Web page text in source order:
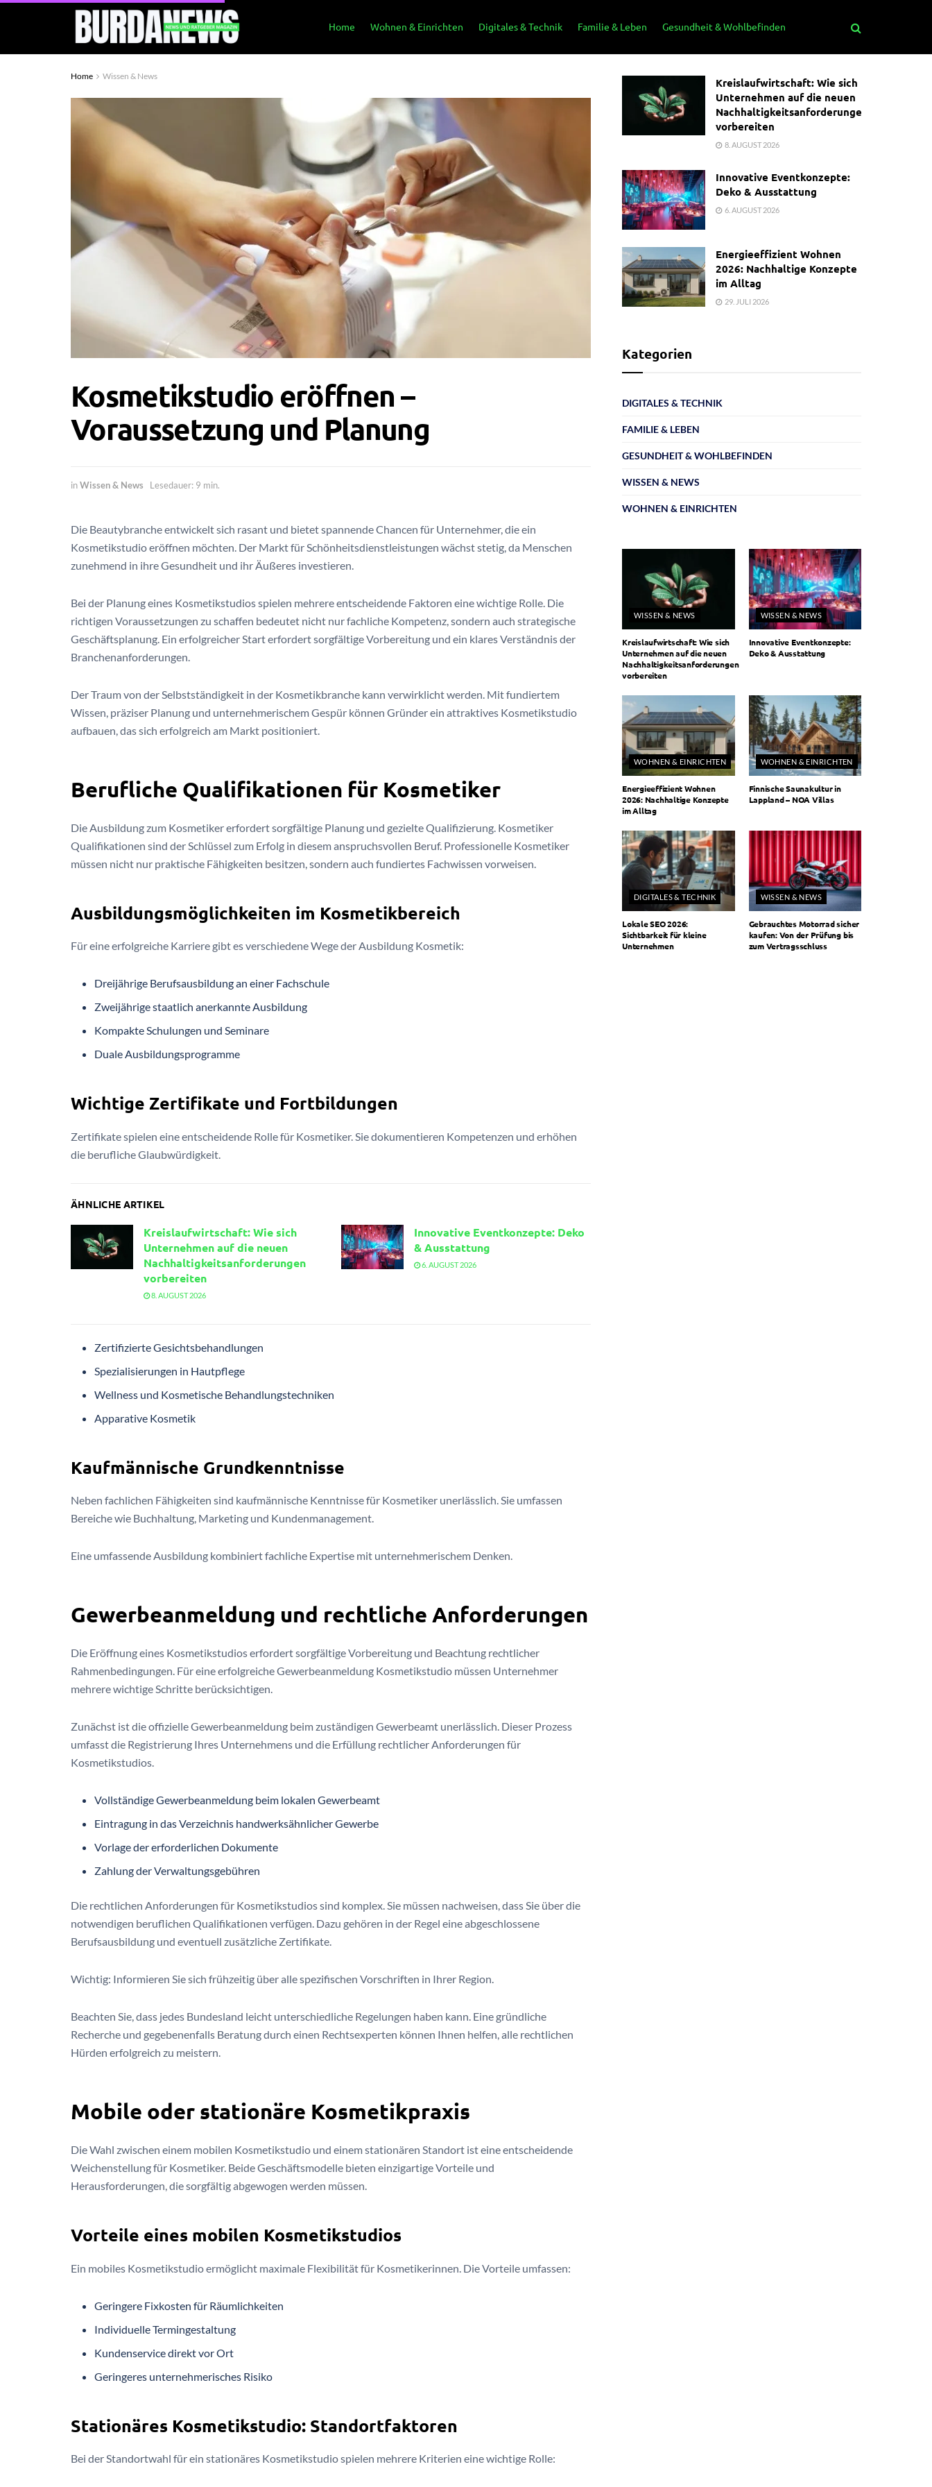
Home Wohnen & Einrichten Digitales & Technik Familie & Leben Gesundheit & Wohlbefinden
Home Wissen & News
Kosmetikstudio eröffnen –
Voraussetzung und Planung
inWissen & News Lesedauer: 9 min.
Die Beautybranche entwickelt sich rasant und bietet spannende Chancen für Unternehmer, die ein
Kosmetikstudio eröffnen möchten. Der Markt für Schönheitsdienstleistungen wächst stetig, da Menschen
zunehmend in ihre Gesundheit und ihr Äußeres investieren.
Bei der Planung eines Kosmetikstudios spielen mehrere entscheidende Faktoren eine wichtige Rolle. Die
richtigen Voraussetzungen zu schaffen bedeutet nicht nur fachliche Kompetenz, sondern auch strategische
Geschäftsplanung. Ein erfolgreicher Start erfordert sorgfältige Vorbereitung und ein klares Verständnis der
Branchenanforderungen.
Der Traum von der Selbstständigkeit in der Kosmetikbranche kann verwirklicht werden. Mit fundiertem
Wissen, präziser Planung und unternehmerischem Gespür können Gründer ein attraktives Kosmetikstudio
aufbauen, das sich erfolgreich am Markt positioniert.
Berufliche Qualifikationen für Kosmetiker
Die Ausbildung zum Kosmetiker erfordert sorgfältige Planung und gezielte Qualifizierung. Kosmetiker
Qualifikationen sind der Schlüssel zum Erfolg in diesem anspruchsvollen Beruf. Professionelle Kosmetiker
müssen nicht nur praktische Fähigkeiten besitzen, sondern auch fundiertes Fachwissen vorweisen.
Ausbildungsmöglichkeiten im Kosmetikbereich
Für eine erfolgreiche Karriere gibt es verschiedene Wege der Ausbildung Kosmetik:
Dreijährige Berufsausbildung an einer Fachschule
Zweijährige staatlich anerkannte Ausbildung
Kompakte Schulungen und Seminare
Duale Ausbildungsprogramme
Wichtige Zertifikate und Fortbildungen
Zertifikate spielen eine entscheidende Rolle für Kosmetiker. Sie dokumentieren Kompetenzen und erhöhen
die berufliche Glaubwürdigkeit.
ÄHNLICHE ARTIKEL
Kreislaufwirtschaft: Wie sich
Unternehmen auf die neuen
Nachhaltigkeitsanforderungen
vorbereiten
8. AUGUST 2026
Innovative Eventkonzepte: Deko
& Ausstattung
6. AUGUST 2026
Zertifizierte Gesichtsbehandlungen
Spezialisierungen in Hautpflege
Wellness und Kosmetische Behandlungstechniken
Apparative Kosmetik
Kaufmännische Grundkenntnisse
Neben fachlichen Fähigkeiten sind kaufmännische Kenntnisse für Kosmetiker unerlässlich. Sie umfassen
Bereiche wie Buchhaltung, Marketing und Kundenmanagement.
Eine umfassende Ausbildung kombiniert fachliche Expertise mit unternehmerischem Denken.
Gewerbeanmeldung und rechtliche Anforderungen
Die Eröffnung eines Kosmetikstudios erfordert sorgfältige Vorbereitung und Beachtung rechtlicher
Rahmenbedingungen. Für eine erfolgreiche Gewerbeanmeldung Kosmetikstudio müssen Unternehmer
mehrere wichtige Schritte berücksichtigen.
Zunächst ist die offizielle Gewerbeanmeldung beim zuständigen Gewerbeamt unerlässlich. Dieser Prozess
umfasst die Registrierung Ihres Unternehmens und die Erfüllung rechtlicher Anforderungen für
Kosmetikstudios.
Vollständige Gewerbeanmeldung beim lokalen Gewerbeamt
Eintragung in das Verzeichnis handwerksähnlicher Gewerbe
Vorlage der erforderlichen Dokumente
Zahlung der Verwaltungsgebühren
Die rechtlichen Anforderungen für Kosmetikstudios sind komplex. Sie müssen nachweisen, dass Sie über die
notwendigen beruflichen Qualifikationen verfügen. Dazu gehören in der Regel eine abgeschlossene
Berufsausbildung und eventuell zusätzliche Zertifikate.
Wichtig: Informieren Sie sich frühzeitig über alle spezifischen Vorschriften in Ihrer Region.
Beachten Sie, dass jedes Bundesland leicht unterschiedliche Regelungen haben kann. Eine gründliche
Recherche und gegebenenfalls Beratung durch einen Rechtsexperten können Ihnen helfen, alle rechtlichen
Hürden erfolgreich zu meistern.
Mobile oder stationäre Kosmetikpraxis
Die Wahl zwischen einem mobilen Kosmetikstudio und einem stationären Standort ist eine entscheidende
Weichenstellung für Kosmetiker. Beide Geschäftsmodelle bieten einzigartige Vorteile und
Herausforderungen, die sorgfältig abgewogen werden müssen.
Vorteile eines mobilen Kosmetikstudios
Ein mobiles Kosmetikstudio ermöglicht maximale Flexibilität für Kosmetikerinnen. Die Vorteile umfassen:
Geringere Fixkosten für Räumlichkeiten
Individuelle Termingestaltung
Kundenservice direkt vor Ort
Geringeres unternehmerisches Risiko
Stationäres Kosmetikstudio: Standortfaktoren
Bei der Standortwahl für ein stationäres Kosmetikstudio spielen mehrere Kriterien eine wichtige Rolle:
Kreislaufwirtschaft: Wie sich
Unternehmen auf die neuen
Nachhaltigkeitsanforderungen
vorbereiten
8. AUGUST 2026
Innovative Eventkonzepte:
Deko & Ausstattung
6. AUGUST 2026
Energieeffizient Wohnen
2026: Nachhaltige Konzepte
im Alltag
29. JULI 2026
Kategorien
DIGITALES & TECHNIK
FAMILIE & LEBEN
GESUNDHEIT & WOHLBEFINDEN
WISSEN & NEWS
WOHNEN & EINRICHTEN
WISSEN & NEWS
Kreislaufwirtschaft: Wie sich
Unternehmen auf die neuen
Nachhaltigkeitsanforderungen
vorbereiten
WISSEN & NEWS
Innovative Eventkonzepte:
Deko & Ausstattung
WOHNEN & EINRICHTEN
Energieeffizient Wohnen
2026: Nachhaltige Konzepte
im Alltag
WOHNEN & EINRICHTEN
Finnische Saunakultur in
Lappland – NOA Villas
DIGITALES & TECHNIK
Lokale SEO 2026:
Sichtbarkeit für kleine
Unternehmen
WISSEN & NEWS
Gebrauchtes Motorrad sicher
kaufen: Von der Prüfung bis
zum Vertragsschluss